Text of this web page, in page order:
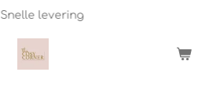
Snelle levering